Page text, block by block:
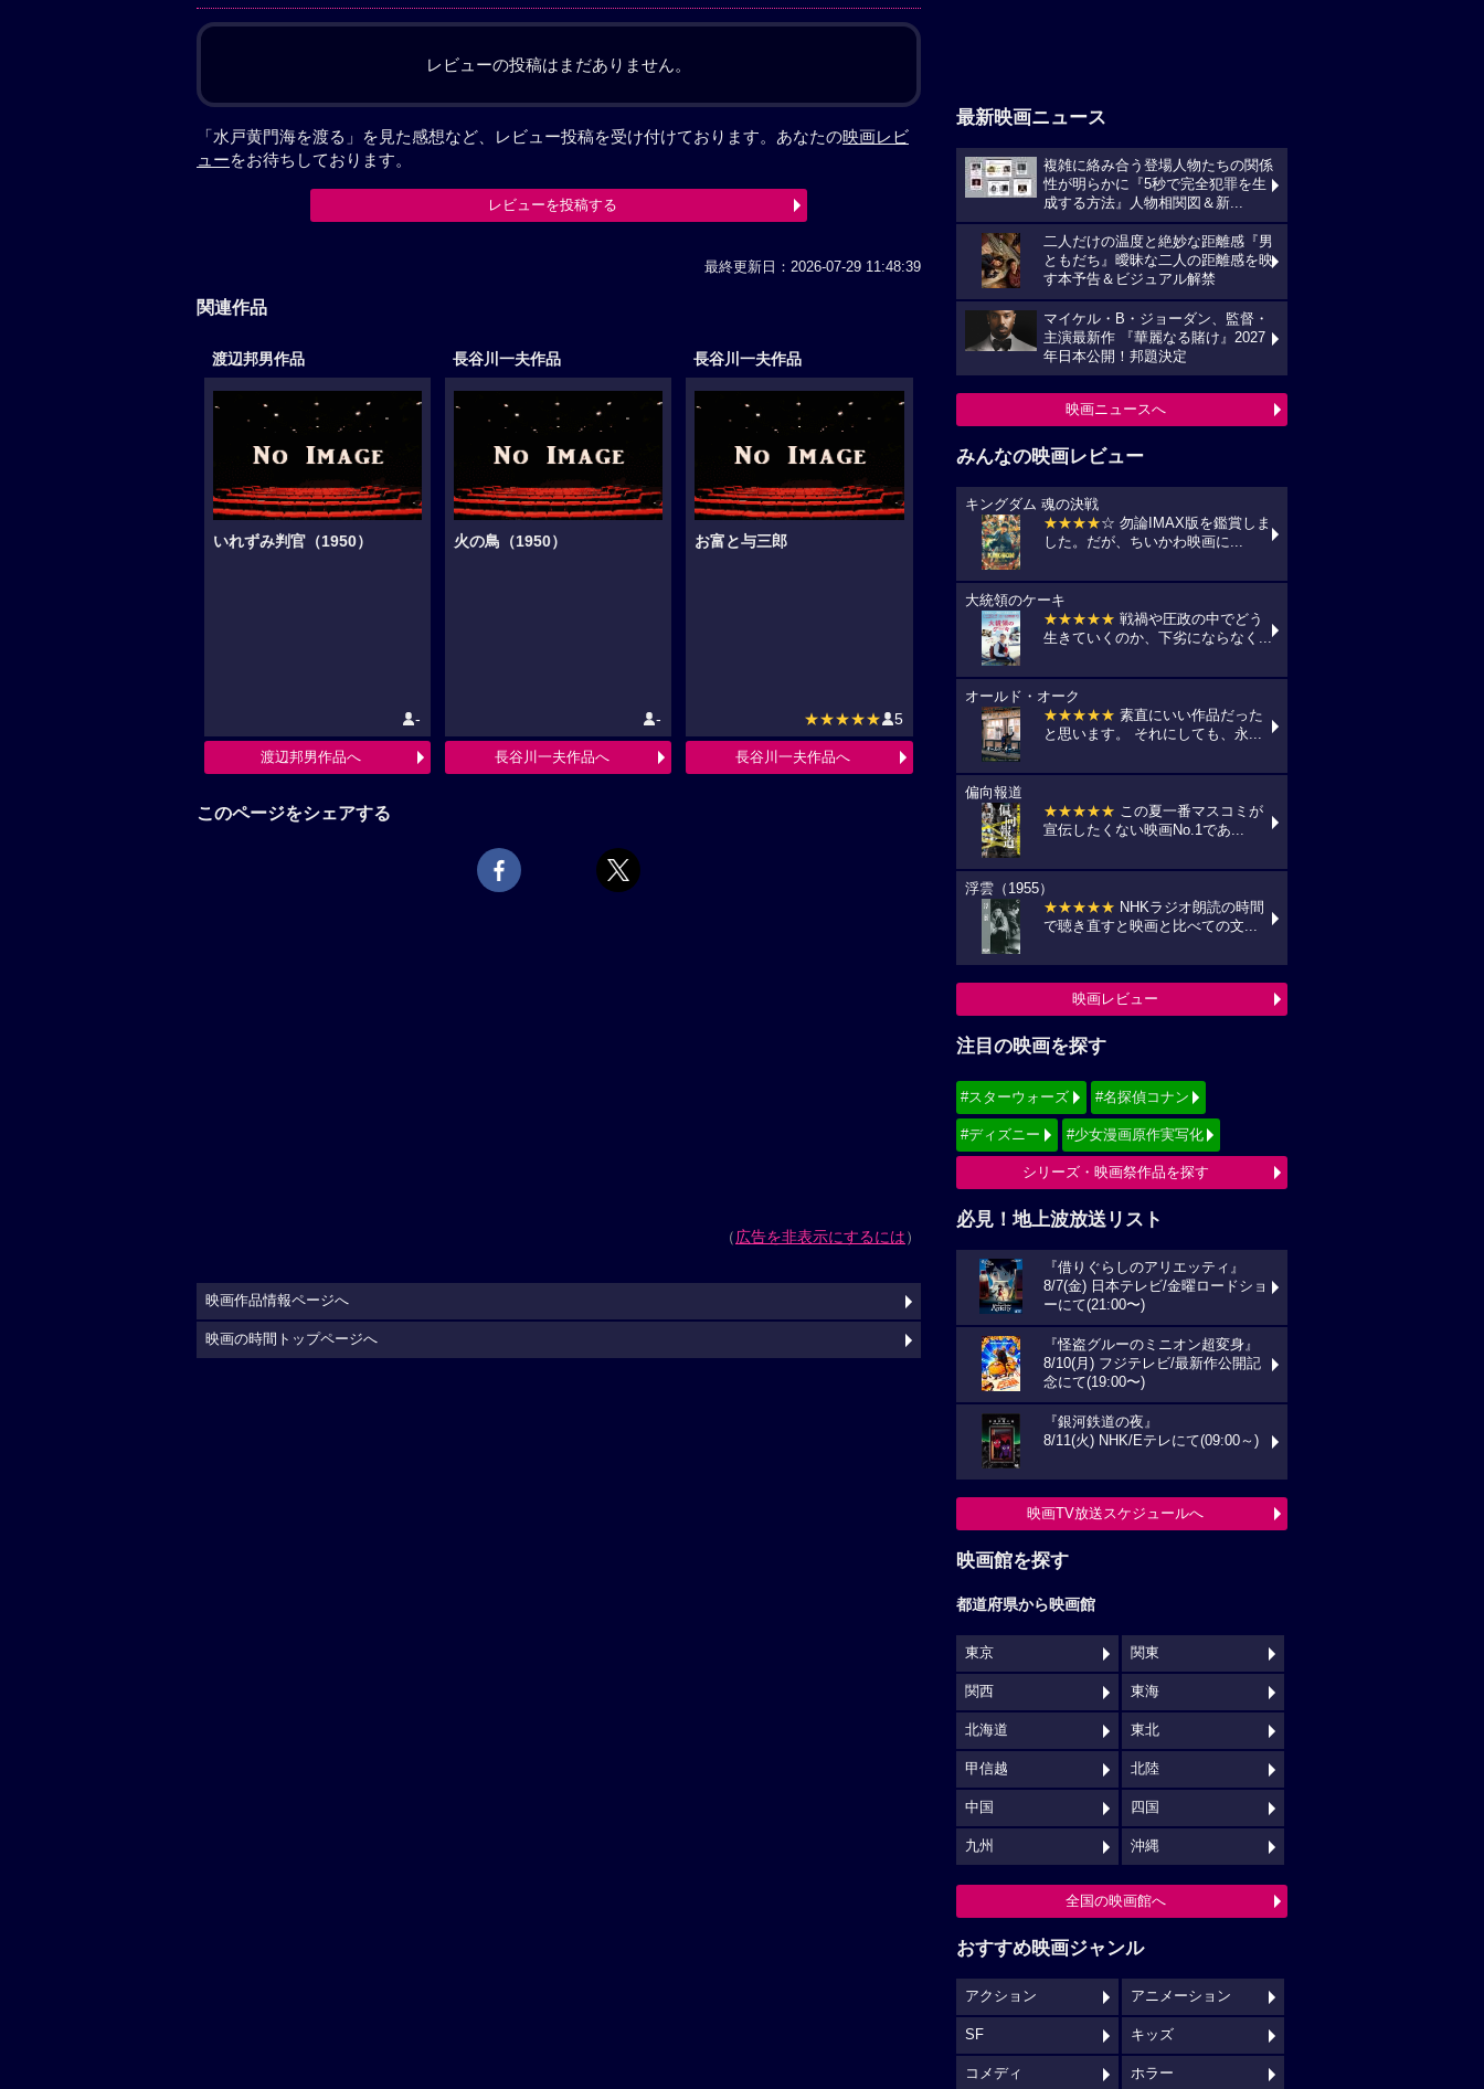
レビューの投稿はまだありません。
「水戸黄門海を渡る」を見た感想など、レビュー投稿を受け付けております。あなたの映画レビ
ューをお待ちしております。
レビューを投稿する
最終更新日：2026-07-29 11:48:39
関連作品
渡辺邦男作品
いれずみ判官（1950）
-
渡辺邦男作品へ
長谷川一夫作品
火の鳥（1950）
-
長谷川一夫作品へ
長谷川一夫作品
お富と与三郎
★★★★★ 5
長谷川一夫作品へ
このページをシェアする
（広告を非表示にするには）
最新映画ニュース
複雑に絡み合う登場人物たちの関係
性が明らかに『5秒で完全犯罪を生
成する方法』人物相関図＆新...
二人だけの温度と絶妙な距離感『男
ともだち』曖昧な二人の距離感を映
す本予告＆ビジュアル解禁
マイケル・B・ジョーダン、監督・
主演最新作 『華麗なる賭け』2027
年日本公開！邦題決定
映画ニュースへ
みんなの映画レビュー
キングダム 魂の決戦
★★★★☆ 勿論IMAX版を鑑賞しま
した。だが、ちいかわ映画に...
大統領のケーキ
★★★★★ 戦禍や圧政の中でどう
生きていくのか、下劣にならなく...
オールド・オーク
★★★★★ 素直にいい作品だった
と思います。 それにしても、永...
偏向報道
★★★★★ この夏一番マスコミが
宣伝したくない映画No.1であ...
浮雲（1955）
★★★★★ NHKラジオ朗読の時間
で聴き直すと映画と比べての文...
映画レビュー
注目の映画を探す
#スターウォーズ #名探偵コナン
#ディズニー #少女漫画原作実写化
シリーズ・映画祭作品を探す
必見！地上波放送リスト
『借りぐらしのアリエッティ』
8/7(金) 日本テレビ/金曜ロードショ
ーにて(21:00〜)
『怪盗グルーのミニオン超変身』
8/10(月) フジテレビ/最新作公開記
念にて(19:00〜)
『銀河鉄道の夜』
8/11(火) NHK/Eテレにて(09:00～)
映画TV放送スケジュールへ
映画館を探す
都道府県から映画館
東京 関東
関西 東海
北海道 東北
甲信越 北陸
中国 四国
九州 沖縄
全国の映画館へ
おすすめ映画ジャンル
アクション アニメーション
SF キッズ
コメディ ホラー
映画作品情報ページへ
映画の時間トップページへ